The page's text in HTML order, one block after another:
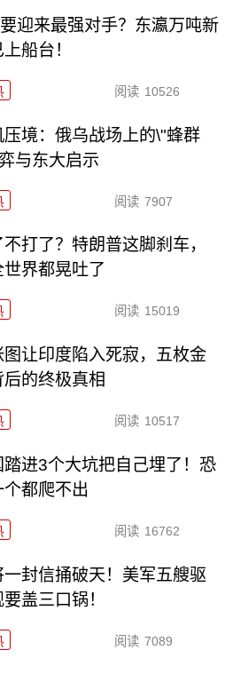
迎来最强对手？东瀛万吨新
船台！
阅读 10526
压境：俄乌战场上的\"蜂群
与东大启示
阅读 7907
打了？特朗普这脚刹车，
世界都晃吐了
阅读 15019
图让印度陷入死寂，五枚金
后的终极真相
阅读 10517
踏进3个大坑把自己埋了！恐
个都爬不出
阅读 16762
一封信捅破天！美军五艘驱
盖三口锅！
阅读 7089